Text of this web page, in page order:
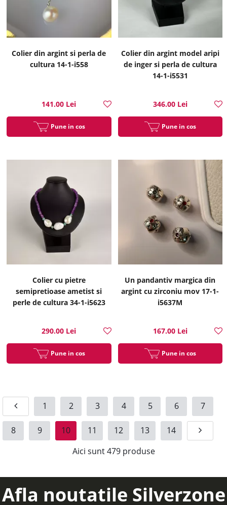
Colier din argint si perla de
cultura 14-1-i558
141.00 Lei
Pune in cos
Colier din argint model aripi
de inger si perla de cultura
14-1-i5531
346.00 Lei
Pune in cos
Colier cu pietre
semipretioase ametist si
perle de cultura 34-1-i5623
290.00 Lei
Pune in cos
Un pandantiv margica din
argint cu zirconiu mov 17-1-
i5637M
167.00 Lei
Pune in cos
1 2 3 4 5 6 7
8 9 10 11 12 13
14
Aici sunt479produse
Afla noutatile Silverzone